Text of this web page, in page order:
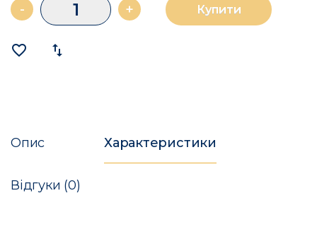
- + Купити
favorite_border import_export
Опис Характеристики
Відгуки (0)